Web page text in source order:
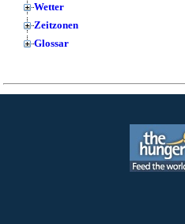
Wetter
Zeitzonen
Glossar